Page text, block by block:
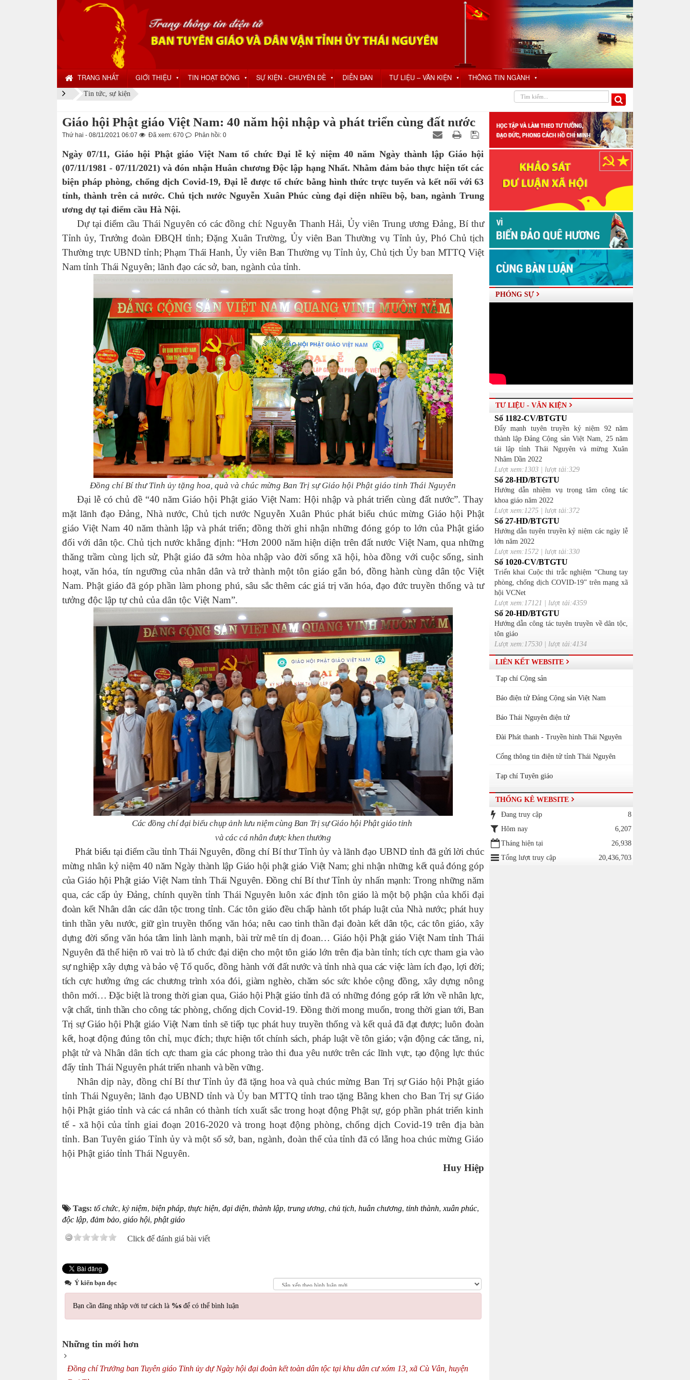
TRANG NHẤT GIỚI THIỆU ▼ TIN HOẠT ĐỘNG ▼ SỰ KIỆN - CHUYÊN ĐỀ ▼ DIỄN ĐÀN TƯ LIỆU – VĂN KIỆN ▼ THÔNG TIN NGÀNH ▼
Tin tức, sự kiện
Giáo hội Phật giáo Việt Nam: 40 năm hội nhập và phát triển cùng đất nước
Thứ hai - 08/11/2021 06:07 Đã xem: 670 Phản hồi: 0
Ngày 07/11, Giáo hội Phật giáo Việt Nam tổ chức Đại lễ kỷ niệm 40 năm Ngày thành lập Giáo hội
(07/11/1981 - 07/11/2021) và đón nhận Huân chương Độc lập hạng Nhất. Nhằm đảm bảo thực hiện tốt các
biện pháp phòng, chống dịch Covid-19, Đại lễ được tổ chức bằng hình thức trực tuyến và kết nối với 63
tỉnh, thành trên cả nước. Chủ tịch nước Nguyễn Xuân Phúc cùng đại diện nhiều bộ, ban, ngành Trung
ương dự tại điểm cầu Hà Nội.
Dự tại điểm cầu Thái Nguyên có các đồng chí: Nguyễn Thanh Hải, Ủy viên Trung ương Đảng, Bí thư
Tỉnh ủy, Trưởng đoàn ĐBQH tỉnh; Đặng Xuân Trường, Ủy viên Ban Thường vụ Tỉnh ủy, Phó Chủ tịch
Thường trực UBND tỉnh; Phạm Thái Hanh, Ủy viên Ban Thường vụ Tỉnh ủy, Chủ tịch Ủy ban MTTQ Việt
Nam tỉnh Thái Nguyên; lãnh đạo các sở, ban, ngành của tỉnh.
Đồng chí Bí thư Tỉnh ủy tặng hoa, quà và chúc mừng Ban Trị sự Giáo hội Phật giáo tỉnh Thái Nguyên
Đại lễ có chủ đề “40 năm Giáo hội Phật giáo Việt Nam: Hội nhập và phát triển cùng đất nước”. Thay
mặt lãnh đạo Đảng, Nhà nước, Chủ tịch nước Nguyễn Xuân Phúc phát biểu chúc mừng Giáo hội Phật
giáo Việt Nam 40 năm thành lập và phát triển; đồng thời ghi nhận những đóng góp to lớn của Phật giáo
đối với dân tộc. Chủ tịch nước khẳng định: “Hơn 2000 năm hiện diện trên đất nước Việt Nam, qua những
thăng trầm cùng lịch sử, Phật giáo đã sớm hòa nhập vào đời sống xã hội, hòa đồng với cuộc sống, sinh
hoạt, văn hóa, tín ngưỡng của nhân dân và trở thành một tôn giáo gắn bó, đồng hành cùng dân tộc Việt
Nam. Phật giáo đã góp phần làm phong phú, sâu sắc thêm các giá trị văn hóa, đạo đức truyền thống và tư
tưởng độc lập tự chủ của dân tộc Việt Nam”.
Các đồng chí đại biểu chụp ảnh lưu niệm cùng Ban Trị sự Giáo hội Phật giáo tỉnh
và các cá nhân được khen thưởng
Phát biểu tại điểm cầu tỉnh Thái Nguyên, đồng chí Bí thư Tỉnh ủy và lãnh đạo UBND tỉnh đã gửi lời chúc
mừng nhân kỷ niệm 40 năm Ngày thành lập Giáo hội phật giáo Việt Nam; ghi nhận những kết quả đóng góp
của Giáo hội Phật giáo Việt Nam tỉnh Thái Nguyên. Đồng chí Bí thư Tỉnh ủy nhấn mạnh: Trong những năm
qua, các cấp ủy Đảng, chính quyền tỉnh Thái Nguyên luôn xác định tôn giáo là một bộ phận của khối đại
đoàn kết Nhân dân các dân tộc trong tỉnh. Các tôn giáo đều chấp hành tốt pháp luật của Nhà nước; phát huy
tinh thần yêu nước, giữ gìn truyền thống văn hóa; nêu cao tinh thần đại đoàn kết dân tộc, các tôn giáo, xây
dựng đời sống văn hóa tâm linh lành mạnh, bài trừ mê tín dị đoan… Giáo hội Phật giáo Việt Nam tỉnh Thái
Nguyên đã thể hiện rõ vai trò là tổ chức đại diện cho một tôn giáo lớn trên địa bàn tỉnh; tích cực tham gia vào
sự nghiệp xây dựng và bảo vệ Tổ quốc, đồng hành với đất nước và tỉnh nhà qua các việc làm ích đạo, lợi đời;
tích cực hưởng ứng các chương trình xóa đói, giàm nghèo, chăm sóc sức khỏe cộng đồng, xây dựng nông
thôn mới… Đặc biệt là trong thời gian qua, Giáo hội Phật giáo tỉnh đã có những đóng góp rất lớn về nhân lực,
vật chất, tinh thần cho công tác phòng, chống dịch Covid-19. Đồng thời mong muốn, trong thời gian tới, Ban
Trị sự Giáo hội Phật giáo Việt Nam tỉnh sẽ tiếp tục phát huy truyền thống và kết quả đã đạt được; luôn đoàn
kết, hoạt động đúng tôn chỉ, mục đích; thực hiện tốt chính sách, pháp luật về tôn giáo; vận động các tăng, ni,
phật tử và Nhân dân tích cực tham gia các phong trào thi đua yêu nước trên các lĩnh vực, tạo động lực thúc
đẩy tỉnh Thái Nguyên phát triển nhanh và bền vững.
Nhân dịp này, đồng chí Bí thư Tỉnh ủy đã tặng hoa và quà chúc mừng Ban Trị sự Giáo hội Phật giáo
tỉnh Thái Nguyên; lãnh đạo UBND tỉnh và Ủy ban MTTQ tỉnh trao tặng Bằng khen cho Ban Trị sự Giáo
hội Phật giáo tỉnh và các cá nhân có thành tích xuất sắc trong hoạt động Phật sự, góp phần phát triển kinh
tế - xã hội của tỉnh giai đoạn 2016-2020 và trong hoạt động phòng, chống dịch Covid-19 trên địa bàn
tỉnh. Ban Tuyên giáo Tỉnh ủy và một số sở, ban, ngành, đoàn thể của tỉnh đã có lẵng hoa chúc mừng Giáo
hội Phật giáo tỉnh Thái Nguyên.
Huy Hiệp
Tags: tổ chức, kỷ niệm, biện pháp, thực hiện, đại diện, thành lập, trung ương, chủ tịch, huân chương, tỉnh thành, xuân phúc,
độc lập, đảm bảo, giáo hội, phật giáo
Click để đánh giá bài viết
Ý kiến bạn đọc
Bạn cần đăng nhập với tư cách là %s để có thể bình luận
Những tin mới hơn
Đồng chí Trưởng ban Tuyên giáo Tỉnh ủy dự Ngày hội đại đoàn kết toàn dân tộc tại khu dân cư xóm 13, xã Cù Vân, huyện
PHÓNG SỰ
TƯ LIỆU - VĂN KIỆN
Số 1182-CV/BTGTU
Đẩy mạnh tuyên truyền kỷ niệm 92 năm
thành lập Đảng Cộng sản Việt Nam, 25 năm
tái lập tỉnh Thái Nguyên và mừng Xuân
Nhâm Dần 2022
Lượt xem:1303 | lượt tải:329
Số 28-HD/BTGTU
Hướng dẫn nhiệm vụ trọng tâm công tác
khoa giáo năm 2022
Lượt xem:1275 | lượt tải:372
Số 27-HD/BTGTU
Hướng dẫn tuyên truyền kỷ niệm các ngày lễ
lớn năm 2022
Lượt xem:1572 | lượt tải:330
Số 1020-CV/BTGTU
Triển khai Cuộc thi trắc nghiệm “Chung tay
phòng, chống dịch COVID-19” trên mạng xã
hội VCNet
Lượt xem:17121 | lượt tải:4359
Số 20-HD/BTGTU
Hướng dẫn công tác tuyên truyền về dân tộc,
tôn giáo
Lượt xem:17530 | lượt tải:4134
LIÊN KẾT WEBSITE
Tạp chí Cộng sản
Báo điện tử Đảng Cộng sản Việt Nam
Báo Thái Nguyên điện tử
Đài Phát thanh - Truyền hình Thái Nguyên
Cổng thông tin điện tử tỉnh Thái Nguyên
Tạp chí Tuyên giáo
THỐNG KÊ WEBSITE
Đang truy cập
8
Hôm nay
6,207
Tháng hiện tại
26,938
Tổng lượt truy cập
20,436,703